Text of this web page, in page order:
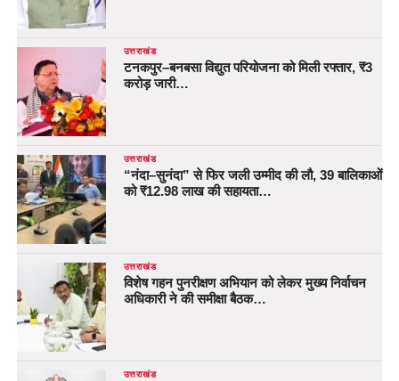
उत्तराखंड
टनकपुर–बनबसा विद्युत परियोजना को मिली रफ्तार, ₹3
करोड़ जारी…
उत्तराखंड
“नंदा–सुनंदा” से फिर जली उम्मीद की लौ, 39 बालिकाओं
को ₹12.98 लाख की सहायता…
उत्तराखंड
विशेष गहन पुनरीक्षण अभियान को लेकर मुख्य निर्वाचन
अधिकारी ने की समीक्षा बैठक…
उत्तराखंड